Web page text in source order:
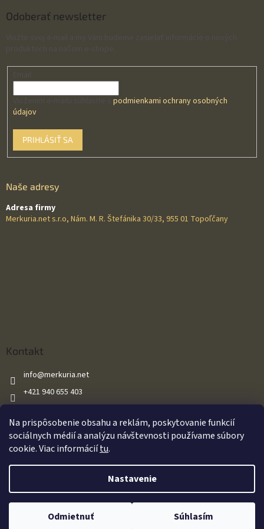
Na prispôsobenie obsahu a reklám, poskytovanie funkcií
sociálnych médií a analýzu návštevnosti používame súbory
cookie. Viac informáciítu.
Nastavenie
Odmietnuť Súhlasím
Oznamujeme našim zákazníkom že všetky naše vzduchové zbrane sú
predávané s výkonom do 17J v súlade so zákonom. Za akékoľvek
Odoberať newsletter
podmienkami ochrany osobných
údajov
PRIHLÁSIŤ SA
Naše adresy
Adresa firmy
Merkuria.net s.r.o, Nám. M. R. Štefánika 30/33, 955 01 Topoľčany
Kontakt
info@merkuria.net
+421 940 655 403
Merkuria.net
Copyright 2026Merkuria.net. Všetky práva vyhradené.Upraviť